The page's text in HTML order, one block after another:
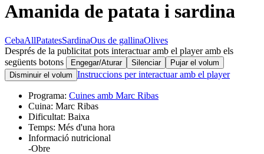
Amanida de patata i sardina
CebaAllPatatesSardinaOus de gallinaOlives
Després de la publicitat pots interactuar amb el player amb els
següents botons
Engegar/Aturar Silenciar
Pujar el volum
Disminuir el volum Instruccions per interactuar amb el player
Programa: Cuines amb Marc Ribas
Cuina: Marc Ribas
Dificultat: Baixa
Temps: Més d'una hora
Informació nutricional
-Obre